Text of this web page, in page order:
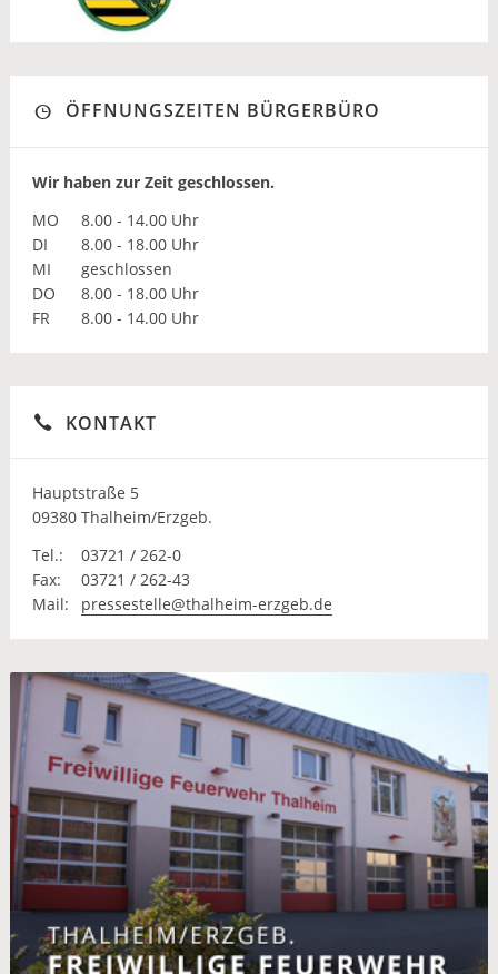
ÖFFNUNGSZEITEN BÜRGERBÜRO
Wir haben zur Zeit geschlossen.
MO
8.00 - 14.00 Uhr
DI
8.00 - 18.00 Uhr
MI
geschlossen
DO
8.00 - 18.00 Uhr
FR
8.00 - 14.00 Uhr
KONTAKT
Hauptstraße 5
09380 Thalheim/Erzgeb.
Tel.:
03721 / 262-0
Fax:
03721 / 262-43
Mail:
pressestelle@thalheim-erzgeb.de